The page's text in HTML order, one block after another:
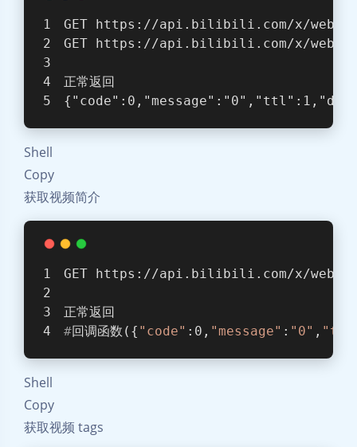
GET https://api.bilibili.com/x/web-
GET https://api.bilibili.com/x/web-
正常返回
{ "code" :0, "message" : "0" , "ttl" :1,
Shell
Copy
获取视频简介
GET https://api.bilibili.com/x/web-
正常返回
#回调函数({ "code" :0, "message" : "0" ,
Shell
Copy
获取视频 tags